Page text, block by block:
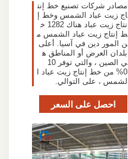
مصادر شركات تصنيع خط إنت
اج زيت عباد الشمس وخط إ
نتاج زيت عباد هناك 1282 خ
ط إنتاج زيت عباد الشمس م
ن المور دين في آسيا. أعلى
بلدان العرض أو المناطق ه
ي الصين ، والتي توفر 10
0% من خط إنتاج زيت عباد ا
لشمس ، على التوالي.
احصل على السعر